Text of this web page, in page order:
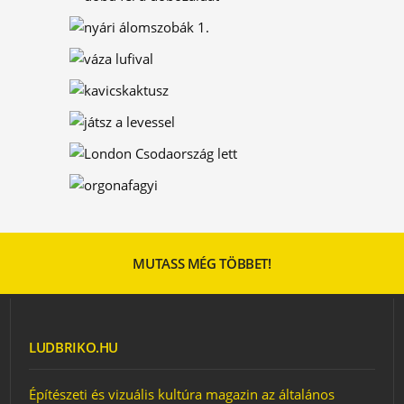
SZÖRFDESZKA ÉS A
MŰVÉSZETTÖRTÉNET
ÉRDEKES JÁTSZÓTEREK
FŐSZEREPBEN A
BÚGÓCSIGA
JÁTSZÓTÉR
BÚGÓCSIGÁKKAL
A SZIVÁRVÁNY SZÍNEI
ÁTVÁLTOZÁSOK
DOBD FEL A
DOBOZAIDAT!
MUTASS MÉG TÖBBET!
LUDBRIKO.HU
Építészeti és vizuális kultúra magazin az általános